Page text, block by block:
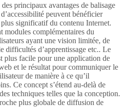
des principaux avantages de balisage
peuvent bénéficier
plus significatif du contenu Internet.
modules complémentaires du
ayant une vision limitée, de
difficultés d’apprentissage etc.. Le
plus facile pour une application de
et le résultat pour communiquer le
de manière à ce qu’il
Ce concept s’étend au-delà de
techniques telles que la conception.
plus globale de diffusion de